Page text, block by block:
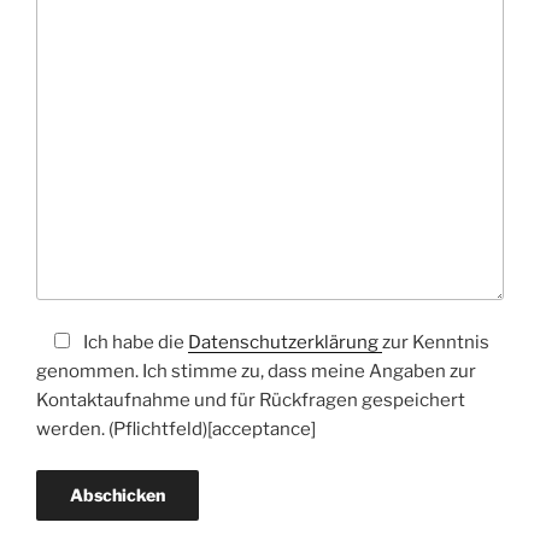
Ich habe die Datenschutzerklärungzur Kenntnis
genommen. Ich stimme zu, dass meine Angaben zur
Kontaktaufnahme und für Rückfragen gespeichert
werden. (Pflichtfeld)[acceptance]